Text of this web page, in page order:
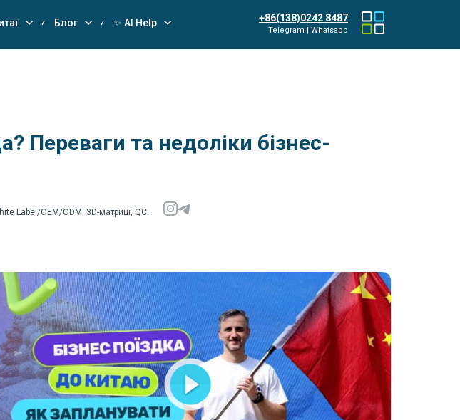
Блог ✨ AI Help +86(138)0242 8487
Telegram | Whatsapp
Переваги та недоліки бізнес-
Label/OEM/ODM, 3D-матриці, QC.